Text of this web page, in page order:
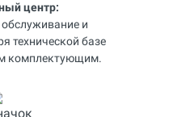
центр:
и
технической базе
комплектующим.